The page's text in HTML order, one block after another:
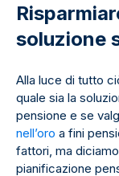
soluzione
Alla luce di tutto
quale sia la
pensione e se
nell’oro a fini
fattori, ma
pianificazione